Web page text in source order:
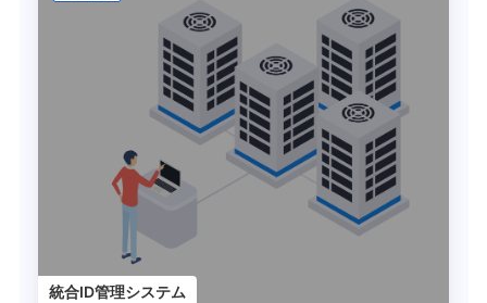
統合ID管理システム